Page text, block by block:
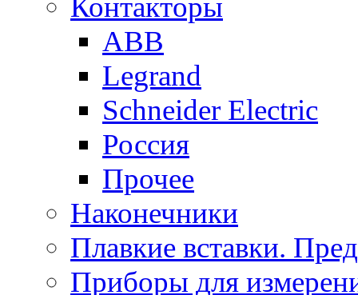
Контакторы
ABB
Legrand
Schneider Electric
Россия
Прочее
Наконечники
Плавкие вставки.
Приборы для